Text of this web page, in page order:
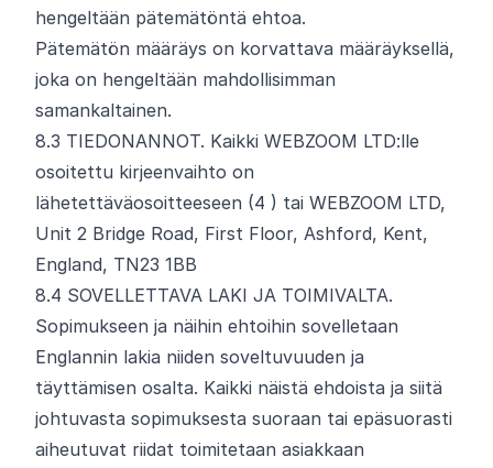
hengeltään pätemätöntä ehtoa.
Pätemätön määräys on korvattava määräyksellä,
joka on hengeltään mahdollisimman
samankaltainen.
8.3 TIEDONANNOT. Kaikki WEBZOOM LTD:lle
osoitettu kirjeenvaihto on
lähetettäväosoitteeseen (4 ) tai WEBZOOM LTD,
Unit 2 Bridge Road, First Floor, Ashford, Kent,
England, TN23 1BB
8.4 SOVELLETTAVA LAKI JA TOIMIVALTA.
Sopimukseen ja näihin ehtoihin sovelletaan
Englannin lakia niiden soveltuvuuden ja
täyttämisen osalta. Kaikki näistä ehdoista ja siitä
johtuvasta sopimuksesta suoraan tai epäsuorasti
aiheutuvat riidat toimitetaan asiakkaan